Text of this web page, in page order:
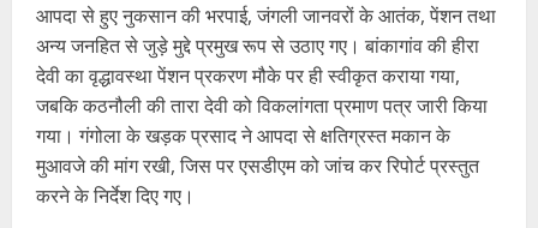
आपदा से हुए नुकसान की भरपाई, जंगली जानवरों के आतंक, पेंशन तथा
अन्य जनहित से जुड़े मुद्दे प्रमुख रूप से उठाए गए। बांकागांव की हीरा
देवी का वृद्धावस्था पेंशन प्रकरण मौके पर ही स्वीकृत कराया गया,
जबकि कठनौली की तारा देवी को विकलांगता प्रमाण पत्र जारी किया
गया। गंगोला के खड़क प्रसाद ने आपदा से क्षतिग्रस्त मकान के
मुआवजे की मांग रखी, जिस पर एसडीएम को जांच कर रिपोर्ट प्रस्तुत
करने के निर्देश दिए गए।